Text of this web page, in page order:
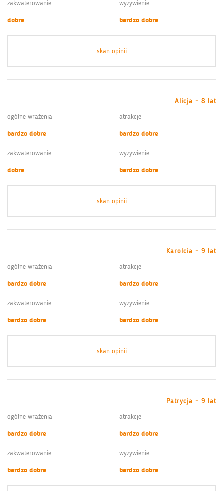
zakwaterowanie
dobre
wyżywienie
bardzo dobre
skan opinii
Alicja - 8 lat
ogólne wrażenia
bardzo dobre
atrakcje
bardzo dobre
zakwaterowanie
dobre
wyżywienie
bardzo dobre
skan opinii
Karolcia - 9 lat
ogólne wrażenia
bardzo dobre
atrakcje
bardzo dobre
zakwaterowanie
bardzo dobre
wyżywienie
bardzo dobre
skan opinii
Patrycja - 9 lat
ogólne wrażenia
bardzo dobre
atrakcje
bardzo dobre
zakwaterowanie
bardzo dobre
wyżywienie
bardzo dobre